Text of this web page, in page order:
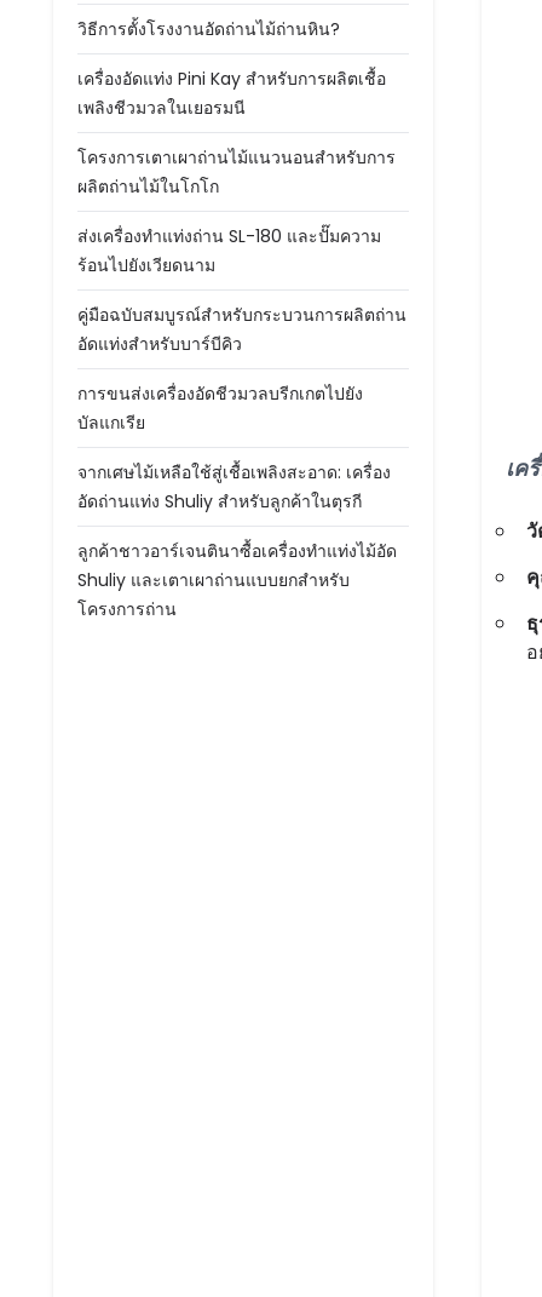
วิธีการตั้งโรงงานอัดถ่านไม้ถ่านหิน?
เครื่องอัดแท่ง Pini Kay สำหรับการผลิตเชื้อ
เพลิงชีวมวลในเยอรมนี
โครงการเตาเผาถ่านไม้แนวนอนสำหรับการ
ผลิตถ่านไม้ในโกโก
ส่งเครื่องทำแท่งถ่าน SL-180 และปั๊มความ
ร้อนไปยังเวียดนาม
คู่มือฉบับสมบูรณ์สำหรับกระบวนการผลิตถ่าน
อัดแท่งสำหรับบาร์บีคิว
การขนส่งเครื่องอัดชีวมวลบรีกเกตไปยัง
บัลแกเรีย
จากเศษไม้เหลือใช้สู่เชื้อเพลิงสะอาด: เครื่อง
อัดถ่านแท่ง Shuliy สำหรับลูกค้าในตุรกี
ลูกค้าชาวอาร์เจนตินาซื้อเครื่องทำแท่งไม้อัด
Shuliy และเตาเผาถ่านแบบยกสำหรับ
โครงการถ่าน
เค